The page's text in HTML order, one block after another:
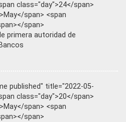
class="day">24</span>
span> <span
span>
primera autoridad de
published" title="2022-05-
class="day">20</span>
span> <span
span>